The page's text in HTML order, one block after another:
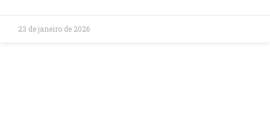
23 de janeiro de 2026